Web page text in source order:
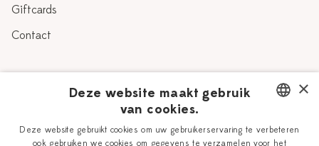
Giftcards
Contact
Verhaal
Delfts Blauw
Workshops
DUTCH
×
Deze website maakt gebruik
van cookies.
Deze website gebruikt cookies om uw gebruikerservaring te verbeteren
ook gebruiken we cookies om gegevens te verzamelen voor het